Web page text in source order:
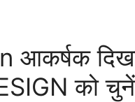
को चुनें